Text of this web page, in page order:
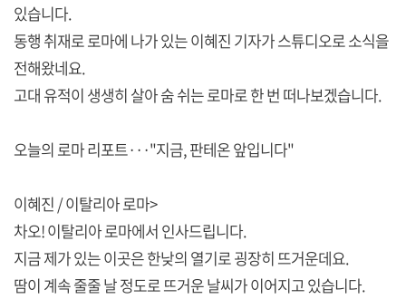
있습니다.
동행 취재로 로마에 나가 있는 이혜진 기자가 스튜디오로 소식을
전해왔네요.
고대 유적이 생생히 살아 숨 쉬는 로마로 한 번 떠나보겠습니다.
오늘의 로마 리포트···"지금, 판테온 앞입니다"
이혜진 / 이탈리아 로마>
차오! 이탈리아 로마에서 인사드립니다.
지금 제가 있는 이곳은 한낮의 열기로 굉장히 뜨거운데요.
땀이 계속 줄줄 날 정도로 뜨거운 날씨가 이어지고 있습니다.